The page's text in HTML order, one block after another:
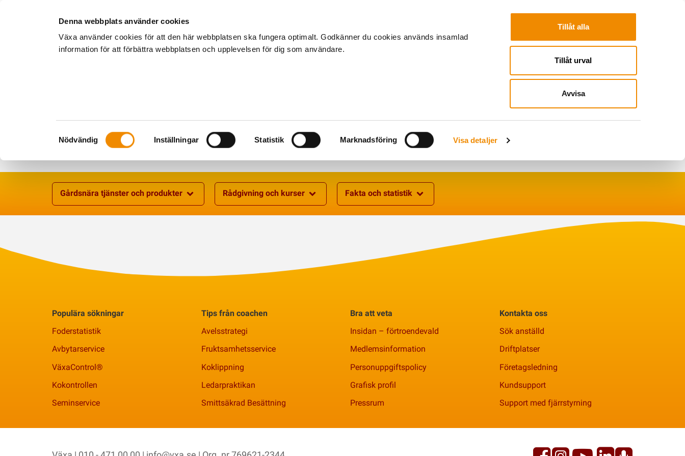
Denna webbplats använder cookies
Växa använder cookies för att den här webbplatsen ska fungera optimalt. Godkänner du cookies används insamlad
information för att förbättra webbplatsen och upplevelsen för dig som användare.
Samtyckesval
Nödvändig Inställningar Statistik Marknadsföring Visa detaljer
Tillåt alla
Tillåt urval
Avvisa
Om oss Medlem Kalender Kontakta oss Webbshop
Gårdsnära tjänster och produkter
Rådgivning och kurser Fakta och statistik
Populära sökningar
Foderstatistik
Avbytarservice
VäxaControl®
Kokontrollen
Seminservice
Tips från coachen
Avelsstrategi
Fruktsamhetsservice
Koklippning
Ledarpraktikan
Smittsäkrad Besättning
Bra att veta
Insidan – förtroendevald
Medlemsinformation
Personuppgiftspolicy
Grafisk profil
Pressrum
Kontakta oss
Sök anställd
Driftplatser
Företagsledning
Kundsupport
Support med fjärrstyrning